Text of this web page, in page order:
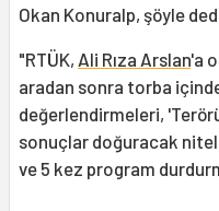
Okan Konuralp, şöyle
"RTÜK, Ali Rıza Arslan'a
aradan sonra torba
değerlendirmeleri,
sonuçlar doğuracak
ve 5 kez program